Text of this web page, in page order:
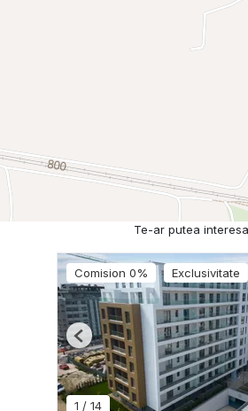
Te-ar putea
Comision 0% Exclusivitate
1 / 14
Previous